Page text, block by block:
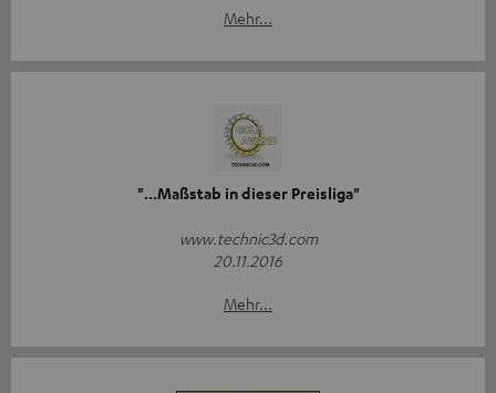
Mehr...
"...Maßstab in dieser Preisliga"
www.technic3d.com
20.11.2016
Mehr...